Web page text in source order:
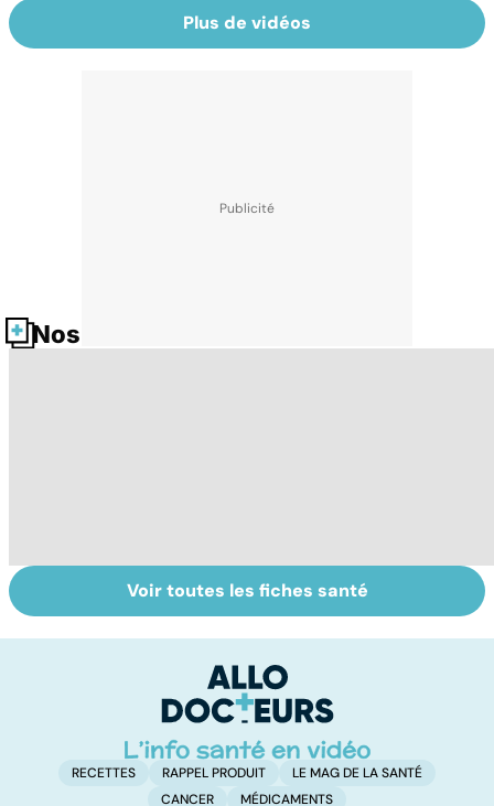
Plus de vidéos
Nos fiches santé
Dérèglement
hormonal : et si
Tout savoir sur
les infections
Voir toutes les fiches santé
RECETTES RAPPEL PRODUIT
LE MAG DE LA SANTÉ
CANCER
MÉDICAMENTS